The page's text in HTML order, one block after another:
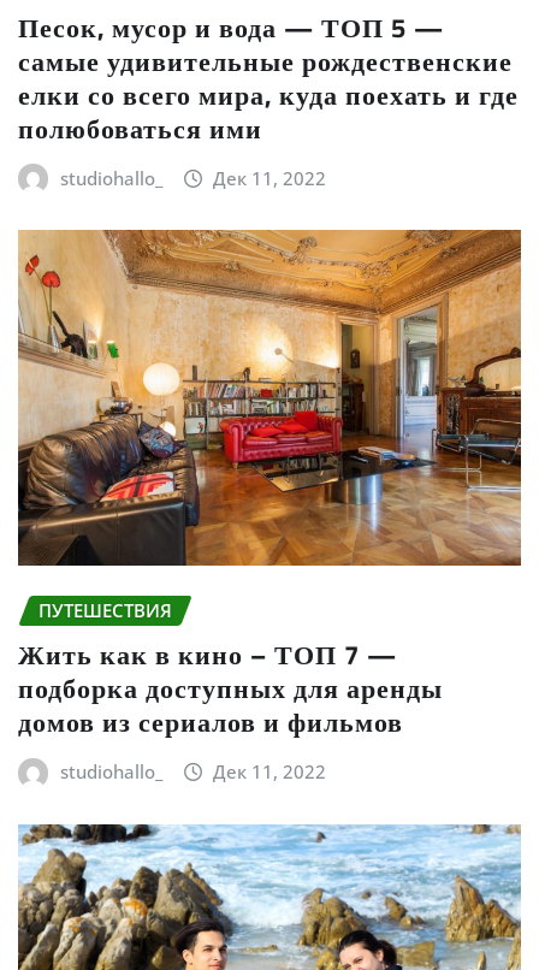
Песок, мусор и вода — ТОП 5 —
самые удивительные рождественские
елки со всего мира, куда поехать и где
полюбоваться ими
studiohallo_ Дек 11, 2022
ПУТЕШЕСТВИЯ
Жить как в кино – ТОП 7 —
подборка доступных для аренды
домов из сериалов и фильмов
studiohallo_ Дек 11, 2022